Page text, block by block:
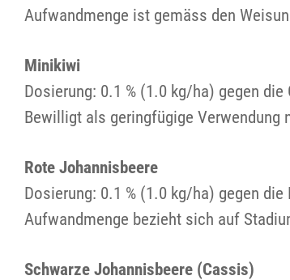
Aufwandmenge ist gemäss den
Minikiwi
Dosierung: 0.1 % (1.0 kg/ha) gegen
Bewilligt als geringfügige Verwendung
Rote Johannisbeere
Dosierung: 0.1 % (1.0 kg/ha) gegen
Aufwandmenge bezieht sich auf
Schwarze Johannisbeere (Cassis)